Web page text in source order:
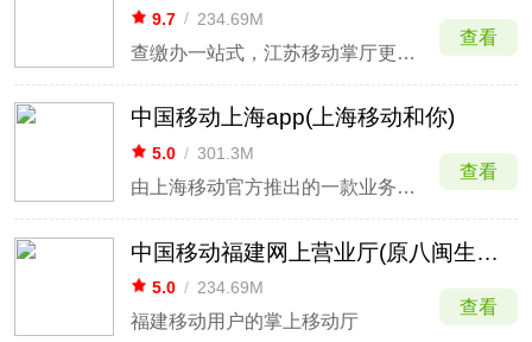
9.7 / 234.69M
查缴办一站式，江苏移动掌厅更懂你
查看
中国移动上海app(上海移动和你)
5.0 / 301.3M
由上海移动官方推出的一款业务办理软件
查看
中国移动福建网上营业厅(原八闽生活app)
5.0 / 234.69M
福建移动用户的掌上移动厅
查看